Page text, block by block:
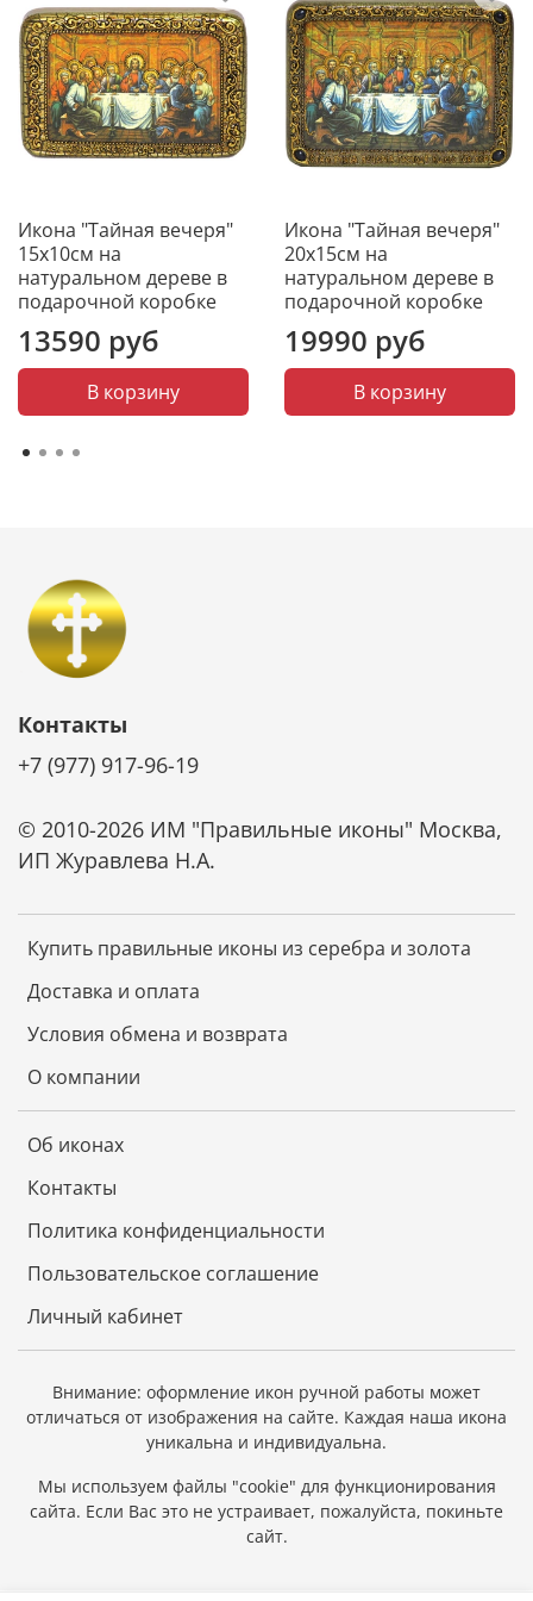
износостойкостью, не коробятся от времени и
надолго сохраняют первозданный вид.
Не требует специального ухода
смахивать с нее пыль мягкой тканью и беречь от
царапин. И икона будет радовать красотой и
блеском долгие годы.
Икона "Тайная вечеря"
15х10см на
натуральном дереве в
подарочной коробке
13590 руб
В корзину
Икона "Тайная вечеря"
20х15см на
натуральном дереве в
подарочной коробке
19990 руб
В корзину
Купить правильные иконы из серебра и золота
Доставка и оплата
Условия обмена и возврата
О компании
Об иконах
Контакты
Политика конфиденциальности
Пользовательское соглашение
Личный кабинет
Контакты
+7 (977) 917-96-19
© 2010-2026 ИМ "Правильные иконы" Москва,
ИП Журавлева Н.А.
Внимание: оформление икон ручной работы может
отличаться от изображения на сайте. Каждая наша икона
уникальна и индивидуальна.
Мы используем файлы "cookie" для функционирования
сайта. Если Вас это не устраивает, пожалуйста, покиньте
сайт.